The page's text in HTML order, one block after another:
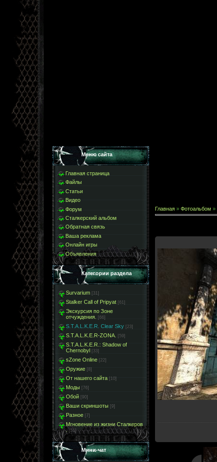
Меню сайта
Главная страница
Файлы
Статьи
Видео
Форум
Сталкерский альбом
Обратная связь
Ваша реклама
Онлайн игры
Объявления
Категории раздела
Survarium [31]
Stalker Call of Pripyat [61]
Экскурсия по Зоне
отчуждения.
[66]
S.T.A.L.K.E.R. Clear Sky [23]
S.T.A.L.K.E.R-ZONA. [59]
S.T.A.L.K.E.R.: Shadow of
Chernobyl [33]
sZone Online [22]
Оружие [8]
От нашего сайта [10]
Моды [76]
Обой [90]
Ваши скриншоты [9]
Разное [7]
Мгновение из жизни Сталкеров
. [51]
Мини-чат
Главная » Фотоальбом »